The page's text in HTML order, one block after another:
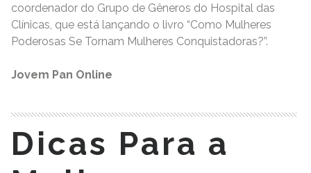
coordenador do Grupo de Gêneros do Hospital das
Clínicas, que está lançando o livro “Como Mulheres
Poderosas Se Tornam Mulheres Conquistadoras?”.
Jovem Pan Online
Dicas Para a